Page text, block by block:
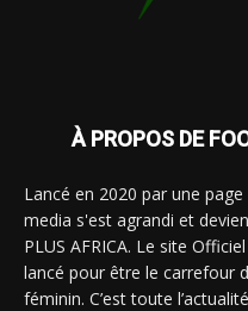
À PROPOS DE
Lancé en 2020 par une
media s'est agrandi et
PLUS AFRICA. Le site
lancé pour être le carrefour
féminin. C’est toute